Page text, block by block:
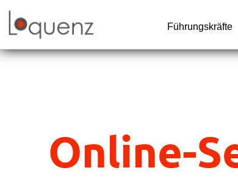
Inhalt
Führungskräfte
Online-